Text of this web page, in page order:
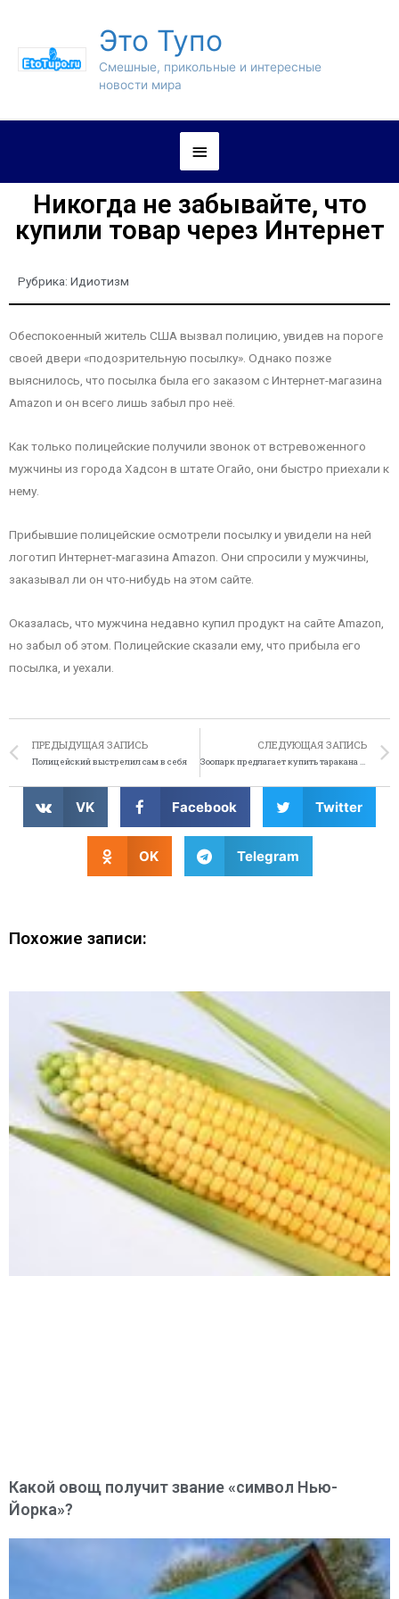
Это Тупо
Смешные, прикольные и интересные
новости мира
Никогда не забывайте, что
купили товар через Интернет
Рубрика: Идиотизм
Обеспокоенный житель США вызвал полицию, увидев на пороге
своей двери «подозрительную посылку». Однако позже
выяснилось, что посылка была его заказом с Интернет-магазина
Amazon и он всего лишь забыл про неё.
Как только полицейские получили звонок от встревоженного
мужчины из города Хадсон в штате Огайо, они быстро приехали к
нему.
Прибывшие полицейские осмотрели посылку и увидели на ней
логотип Интернет-магазина Amazon. Они спросили у мужчины,
заказывал ли он что-нибудь на этом сайте.
Оказалась, что мужчина недавно купил продукт на сайте Amazon,
но забыл об этом. Полицейские сказали ему, что прибыла его
посылка, и уехали.
ПРЕДЫДУЩАЯ ЗАПИСЬ
Полицейский выстрелил сам в себя
СЛЕДУЮЩАЯ ЗАПИСЬ
Зоопарк предлагает купить таракана в честь неверного любовника
VK Facebook Twitter
OK Telegram
Похожие записи:
Какой овощ получит звание «символ Нью-
Йорка»?